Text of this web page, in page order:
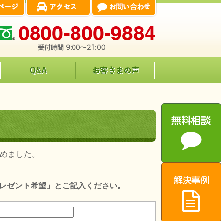
ました。
ント希望」とご記入ください。